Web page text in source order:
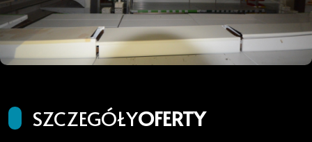
SZCZEGÓŁYOFERTY